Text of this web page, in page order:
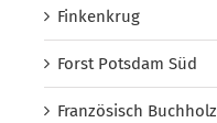
Finkenkrug
Forst Potsdam Süd
Französisch Buchholz